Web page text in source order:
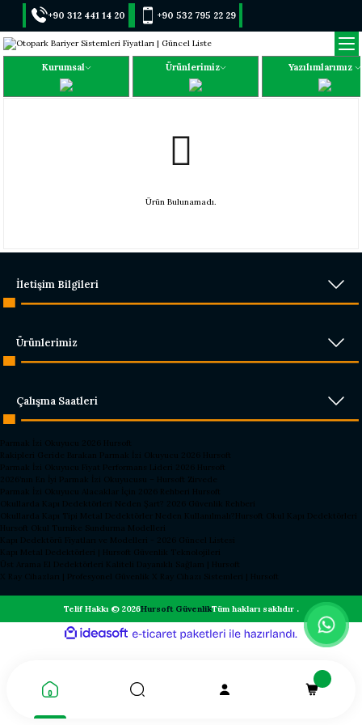
+90 312 441 14 20 +90 532 795 22 29
Kurumsal Ürünlerimiz Yazılımlarımız
Ürün Bulunamadı.
İletişim Bilgileri
Ürünlerimiz
Çalışma Saatleri
Parmak İzi Okuyucu 2026 Hursoft
Rakipleri Geride Bırakan Parmak İzi Okuyucu 2026 Hursoft
Parmak İzi Okuyucu Fiyat Performans Lideri 2026 Hursoft
2026’nın En İyi Parmak İzi Okuyucusu – Hursoft Zirvede
Parmak İzi Okuyucu Alacaklar İçin 2026 Rehberi Hursoft
Okullarda Kapı Dedektörleri Neden Şart? 2026 Güvenlik Rehberi
Okullarda Kapı Tipi Metal Dedektörler Neden Kullanılmalı?Hursoft Okul Kapı Dedektörleri
Hursoft Okul Turnike Sundurma Modelleri
Kapı Dedektörü Fiyatları ve Modelleri - 2026 Güncel Listesi
Kapı Metal Dedektörleri | Hursoft Güvenlik Teknolojileri
Üst Arama El Dedektörleri Kaliteli Dayanıklı Sağlam | Hursoft
X Ray Cihazları | Profesyonel Güvenlik X Ray Cihazı Sistemleri | Hursoft
Telif Hakkı © 2026Hursoft GüvenlikTüm hakları saklıdır .
ideasoft
e-
ile
hazırlandı.